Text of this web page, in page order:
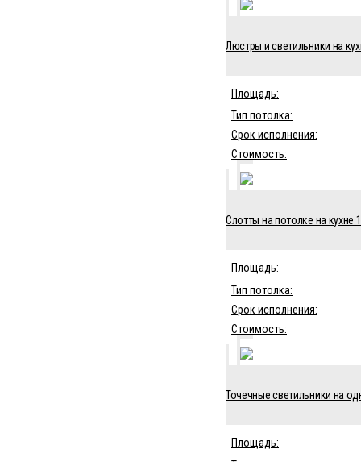
Люстры и светильники на
Площадь:
Тип потолка:
Срок исполнения:
Стоимость:
Слотты на потолке на кухне
Площадь:
Тип потолка:
Срок исполнения:
Стоимость:
Точечные светильники на
Площадь: